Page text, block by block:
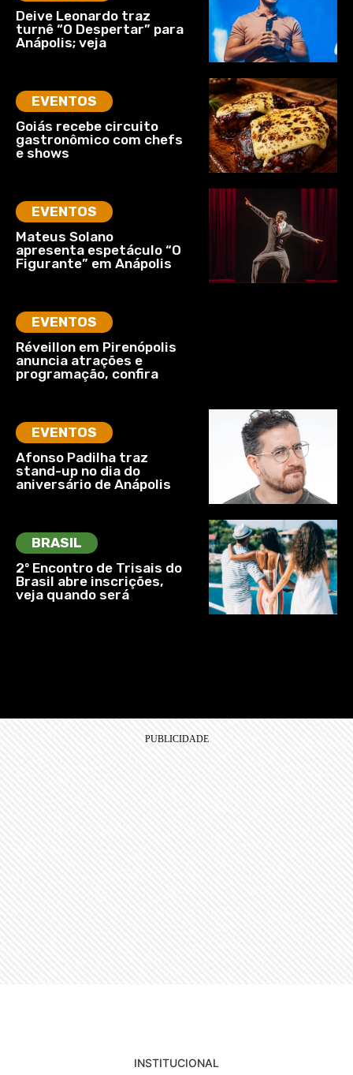
Deive Leonardo traz
turnê “O Despertar” para
Anápolis; veja
EVENTOS
Goiás recebe circuito
gastronômico com chefs
e shows
EVENTOS
Mateus Solano
apresenta espetáculo “O
Figurante” em Anápolis
EVENTOS
Réveillon em Pirenópolis
anuncia atrações e
programação, confira
EVENTOS
Afonso Padilha traz
stand-up no dia do
aniversário de Anápolis
BRASIL
2º Encontro de Trisais do
Brasil abre inscrições,
veja quando será
INSTITUCIONAL